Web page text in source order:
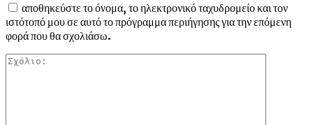
αποθηκεύστε το όνομα, το ηλεκτρονικό ταχυδρομείο και τον
ιστότοπό μου σε αυτό το πρόγραμμα περιήγησης για την επόμενη
φορά που θα σχολιάσω.